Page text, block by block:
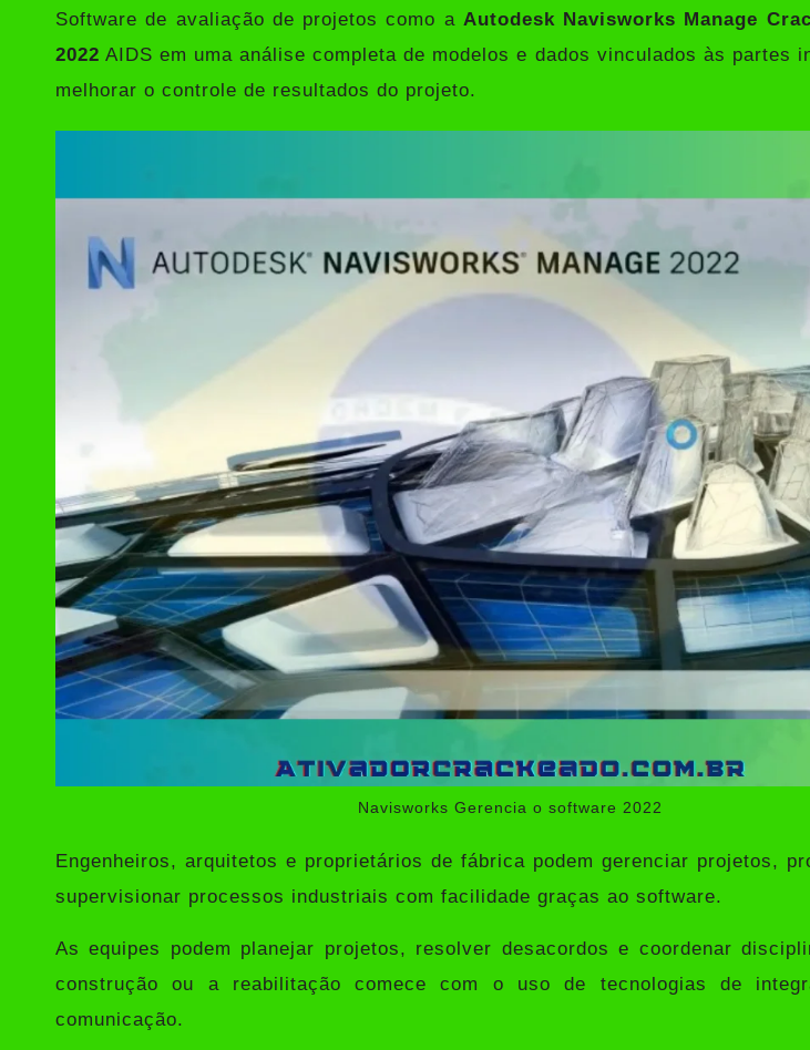
Software de avaliação de projetos como a Autodesk Navisworks Manage
2022 AIDS em uma análise completa de modelos e dados vinculados às partes
melhorar o controle de resultados do projeto.
Navisworks Gerencia o software 2022
Engenheiros, arquitetos e proprietários de fábrica podem gerenciar projetos,
supervisionar processos industriais com facilidade graças ao software.
As equipes podem planejar projetos, resolver desacordos e coordenar
construção ou a reabilitação comece com o uso de tecnologias de
comunicação.